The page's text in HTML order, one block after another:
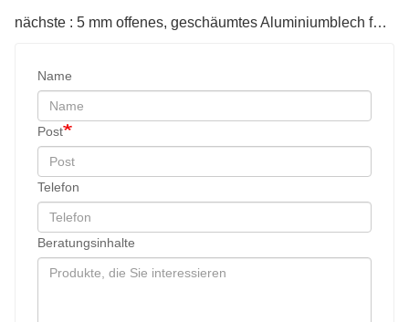
die die Architektur und Innenräume des Resorts
nächste : 5 mm offenes, geschäumtes Aluminiumblech für die Wärmedämmung in der Laborforschung
Name
Post
Telefon
Beratungsinhalte